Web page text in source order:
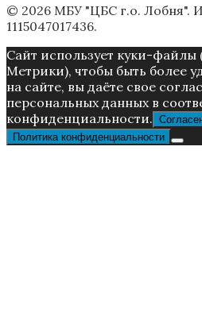
© 2026 МБУ "ЦБС г.о. Лобня".
1115047017436.
Caйт иcпoльзуeт куки-фaйлы
Метрики), чтoбы быть более
нa caйтe, вы дaётe cвoe
пepcoнaльныx дaнныx в
конфиденциальности.
Политика конфиденциальности